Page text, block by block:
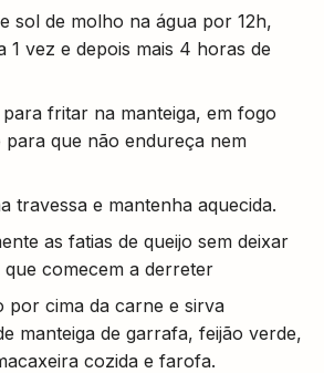
sol de molho na água por 12h,
1 vez e depois mais 4 horas de
fritar na manteiga, em fogo
para que não endureça nem
travessa e mantenha aquecida.
as fatias de queijo sem deixar
comecem a derreter
por cima da carne e sirva
manteiga de garrafa, feijão verde,
cozida e farofa.